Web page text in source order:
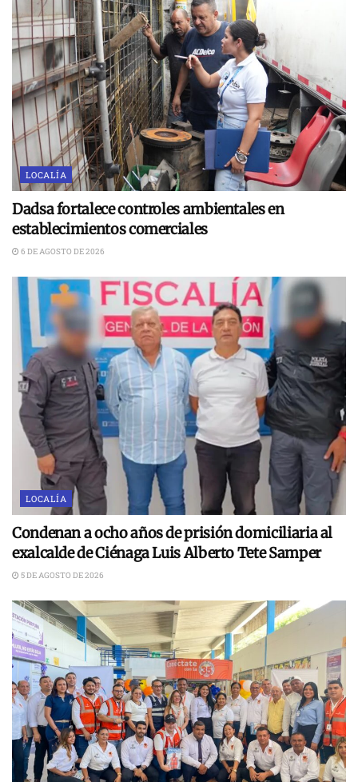
LOCALÍA
Dadsa fortalece controles ambientales en
establecimientos comerciales
6 DE AGOSTO DE 2026
LOCALÍA
Condenan a ocho años de prisión domiciliaria al
exalcalde de Ciénaga Luis Alberto Tete Samper
5 DE AGOSTO DE 2026